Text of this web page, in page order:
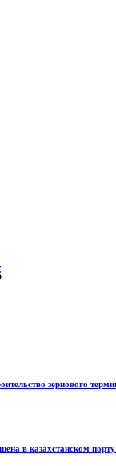
зернового
в казахстанском